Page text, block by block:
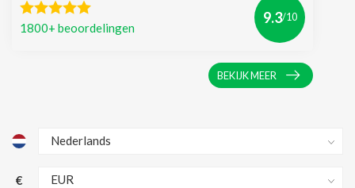
1800+ beoordelingen
9.3/10
BEKIJK MEER
€